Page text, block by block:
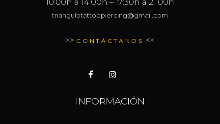
10:00h a 14:00h – 17:30h a 21:00h
triangulotattoopiercing@gmail.com
>> CONTÁCTANOS <<
INFORMACIÓN